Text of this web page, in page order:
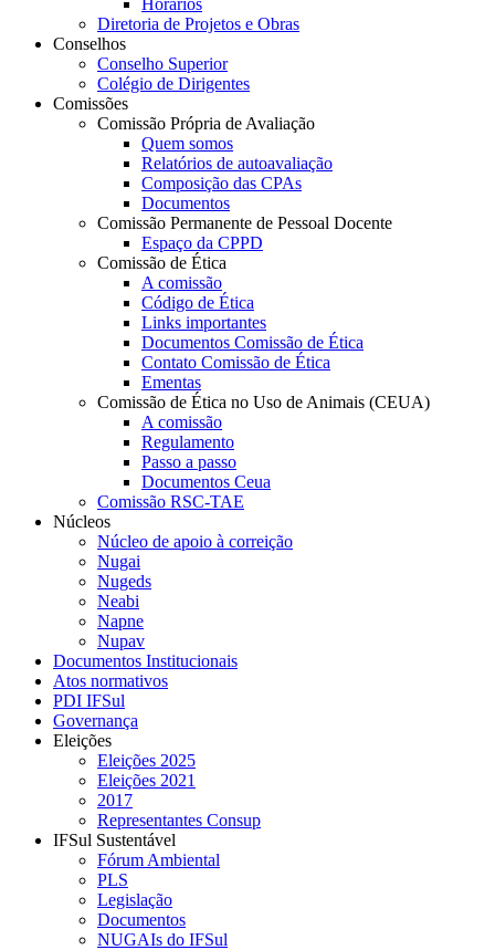
Diretoria de Projetos e Obras
Conselhos
Conselho Superior
Colégio de Dirigentes
Comissões
Comissão Própria de Avaliação
Quem somos
Relatórios de autoavaliação
Composição das CPAs
Documentos
Comissão Permanente de Pessoal Docente
Espaço da CPPD
Comissão de Ética
A comissão
Código de Ética
Links importantes
Documentos Comissão de Ética
Contato Comissão de Ética
Ementas
Comissão de Ética no Uso de Animais (CEUA)
A comissão
Regulamento
Passo a passo
Documentos Ceua
Comissão RSC-TAE
Núcleos
Núcleo de apoio à correição
Nugai
Nugeds
Neabi
Napne
Nupav
Documentos Institucionais
Atos normativos
PDI IFSul
Governança
Eleições
Eleições 2025
Eleições 2021
2017
Representantes Consup
IFSul Sustentável
Fórum Ambiental
PLS
Legislação
Documentos
NUGAIs do IFSul